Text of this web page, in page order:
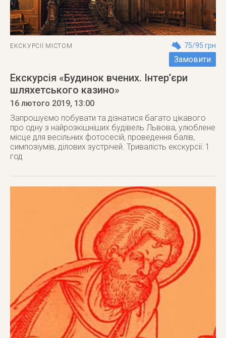
ЕКСКУРСІЇ МІСТОМ 75/95 грн
Замовити
Екскурсія «Будинок вчених. Інтер’єри
шляхетського казино»
16 лютого 2019, 13:00
Запрошуємо побувати та дізнатися багато цікавого
про одну з найрозкішніших будівель Львова, улюблене
місце для весільних фотосесій, проведення балів,
симпозіумів, ділових зустрічей. Тривалість екскурсії: 1
год